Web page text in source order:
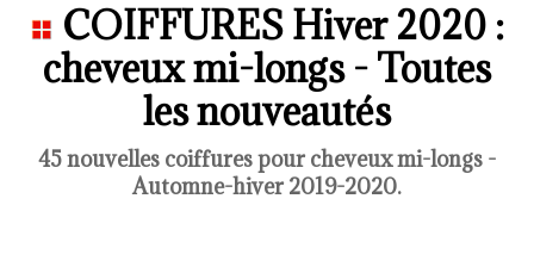
COIFFURES Hiver 2020 :
cheveux mi-longs - Toutes
les nouveautés
45 nouvelles coiffures pour cheveux mi-longs -
Automne-hiver 2019-2020.